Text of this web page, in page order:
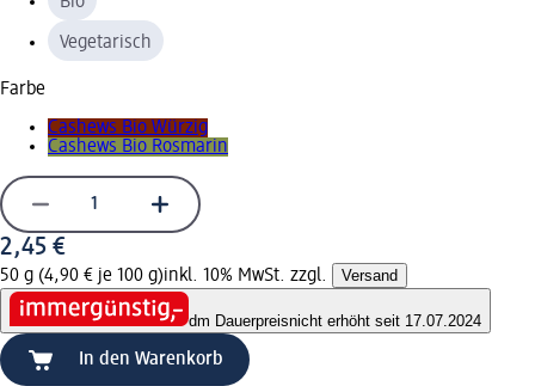
Vegetarisch
Farbe
Cashews Bio Würzig
Cashews Bio Rosmarin
2,45 €
50 g (4,90 € je 100 g)inkl. 10% MwSt. zzgl. Versand
dm Dauerpreisnicht erhöht seit 17.07.2024
In den Warenkorb